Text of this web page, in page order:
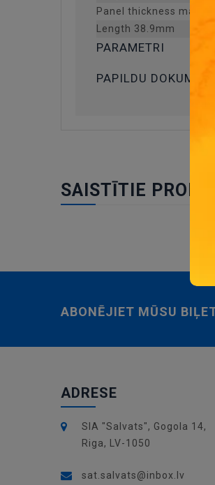
Panel thickness max
Length 38.9mm
PARAMETRI
PAPILDU
SAISTĪTIE
ABONĒJIET MŪSU
ADRESE
SIA "Salvats", Gogola 14,
Riga, LV-1050
sat.salvats@inbox.lv